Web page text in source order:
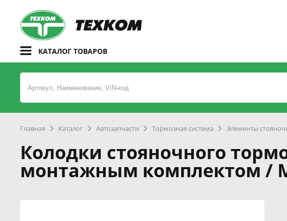
КАТАЛОГ ТОВАРОВ
Главная Каталог Автозапчасти Тормозная система Элементы
Колодки стояночного
монтажным комплектом /